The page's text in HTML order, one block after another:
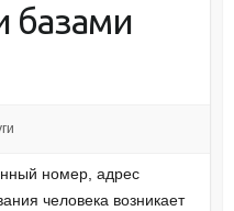
базами
номер, адрес
человека возникает